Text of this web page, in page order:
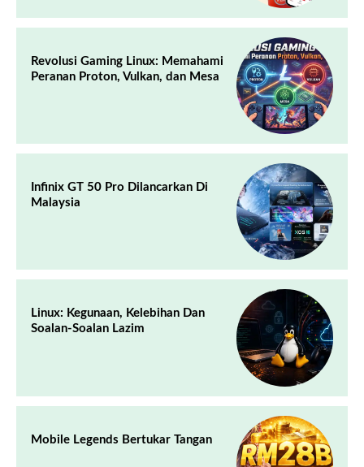
Revolusi Gaming Linux: Memahami
Peranan Proton, Vulkan, dan Mesa
Infinix GT 50 Pro Dilancarkan Di
Malaysia
Linux: Kegunaan, Kelebihan Dan
Soalan-Soalan Lazim
Mobile Legends Bertukar Tangan